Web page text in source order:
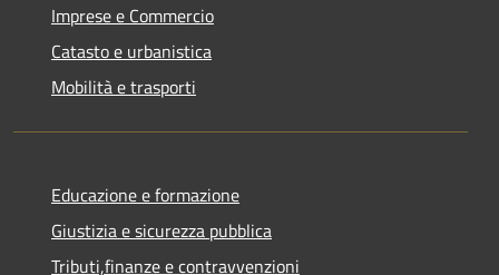
Imprese e Commercio
Catasto e urbanistica
Mobilità e trasporti
Educazione e formazione
Giustizia e sicurezza pubblica
Tributi,finanze e contravvenzioni